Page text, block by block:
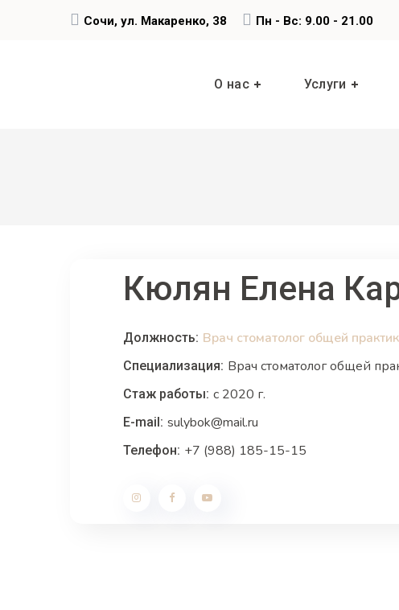
Сочи, ул. Макаренко, 38 Пн - Вс: 9.00 - 21.00
О нас Услуги
Кюлян Елена
Должность: Врач стоматолог общей
Специализация: Врач стоматолог общей
Стаж работы: с 2020 г.
E-mail: sulybok@mail.ru
Телефон: +7 (988) 185-15-15